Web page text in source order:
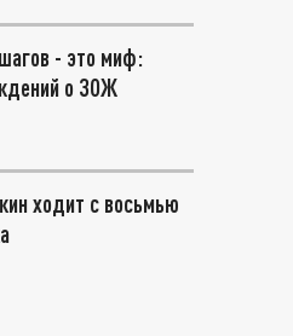
- это миф:
о ЗОЖ
ходит с восьмью